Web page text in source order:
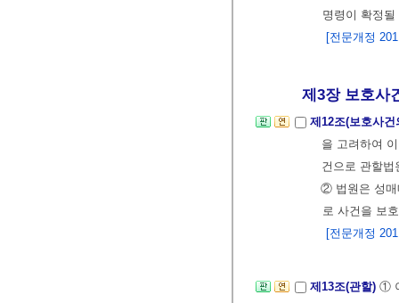
명령이 확정
[전문개정
제3장 보호사
제12조(보호사
을 고려하여
건으로 관할법
② 법원은 성매
로 사건을 보
[전문개정
제13조(관할) ①